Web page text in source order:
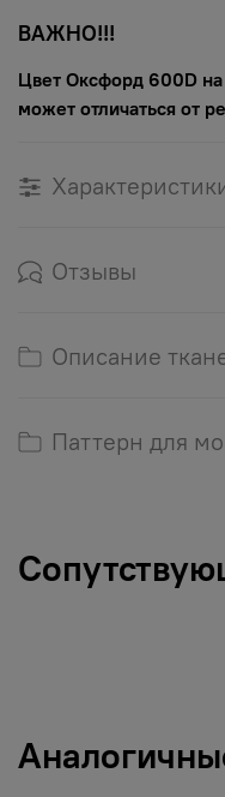
ВАЖНО!!!
Цвет Оксфорд 600D на
может отличаться от
Отзывы
Описание
Паттерн для